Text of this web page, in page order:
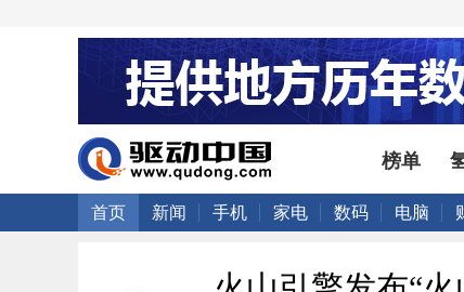
榜单
首页 新闻 手机 家电 数码 电脑